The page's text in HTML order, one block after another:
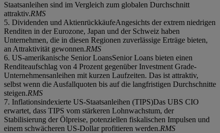
Staatsanleihen sind im Vergleich zum globalen Durchschnitt
attraktiv.RMS
5. Dividenden und AktienrückkäufeAngesichts der extrem niedrigen
Renditen in der Eurozone, Japan und der Schweiz haben
Unternehmen, die in diesen Regionen zuverlässige Erträge bieten,
an Attraktivität gewonnen.RMS
6. US-amerikanische Senior LoansSenior Loans bieten einen
Renditeaufschlag von 4 Prozent gegenüber Investment Grade-
Unternehmensanleihen mit kurzen Laufzeiten. Das ist attraktiv,
selbst wenn die Ausfallquoten bis auf die langfristigen Durchschnitte
steigen.RMS
7. Inflationsindexierte US-Staatsanleihen (TIPS)Das UBS CIO
erwartet, dass TIPS vom stärkeren Lohnwachstum, der
Stabilisierung der Ölpreise, potenziellen fiskalischen Impulsen und
einem schwächeren US-Dollar profitieren werden.RMS